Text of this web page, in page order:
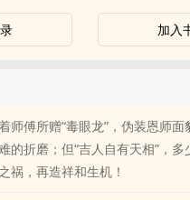
加入
傅所赠“毒眼龙”，伪装恩师面
折磨；但“吉人自有天相”，多
祸，再造祥和生机！